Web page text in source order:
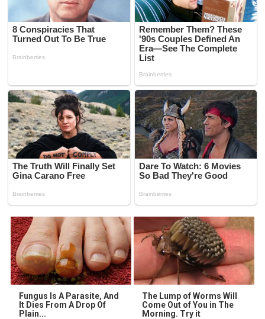
Fungus Is A Parasite, And
It Dies From A Drop Of
Plain...
The Lump of Worms Will
Come Out of You in The
Morning. Try it